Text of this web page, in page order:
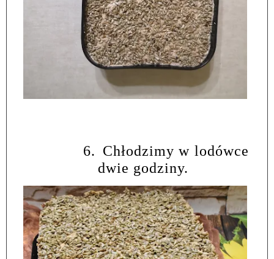
6. Chłodzimy w lodówce
dwie godziny.